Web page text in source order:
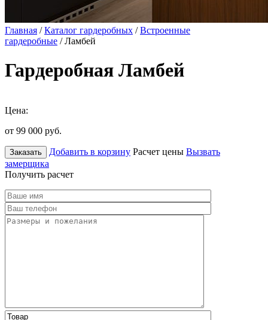
Главная /Каталог гардеробных /Встроенные
гардеробные / Ламбей
Гардеробная Ламбей
Цена:
от 99 000 руб.
Заказать Добавить в корзину Расчет цены Вызвать
замерщика
Получить расчет